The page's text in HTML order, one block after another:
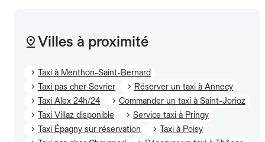
Villes à proximité
Taxi à Menthon-Saint-Bernard
Taxi pas cher Sevrier
Réserver un taxi à Annecy
Taxi Alex 24h/24
Commander un taxi à Saint-Jorioz
Taxi Villaz disponible
Service taxi à Pringy
Taxi Épagny sur réservation
Taxi à Poisy